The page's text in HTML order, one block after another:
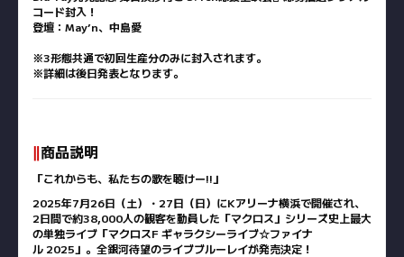
コード封入！
登壇：May’n、中島愛
※3形態共通で初回生産分のみに封入されます。
※詳細は後日発表となります。
‖商品説明
「これからも、私たちの歌を聴けー!!」
2025年7月26日（土）・27日（日）にKアリーナ横浜で開催され、
2日間で約38,000人の観客を動員した「マクロス」シリーズ史上最大
の単独ライブ「マクロスF ギャラクシーライブ☆ファイナ
ル 2025」。全銀河待望のライブブルーレイが発売決定！